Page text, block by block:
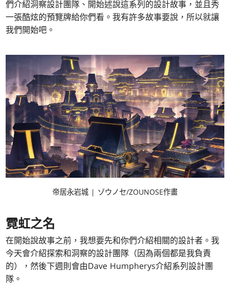
們介紹洞察設計團隊、開始述說這系列的設計故事，並且秀
一張酷炫的預覽牌給你們看。我有許多故事要說，所以就讓
我們開始吧。
帝居永岩城 | ゾウノセ/ZOUNOSE作畫
霓虹之名
在開始說故事之前，我想要先和你們介紹相關的設計者。我
今天會介紹探索和洞察的設計團隊（因為兩個都是我負責
的），然後下週則會由Dave Humpherys介紹系列設計團
隊。